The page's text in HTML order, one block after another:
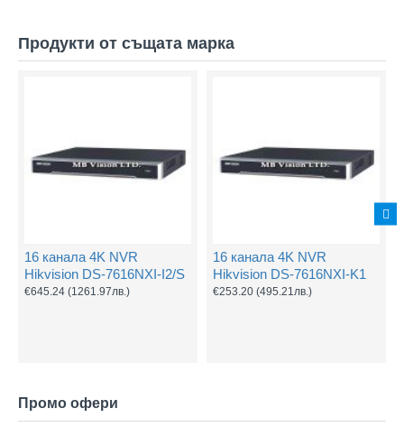
Продукти от същата марка
16 канала 4K NVR
Hikvision DS-7616NXI-I2/S
€645.24 (1261.97лв.)
16 канала 4K NVR
Hikvision DS-7616NXI-K1
€253.20 (495.21лв.)
Промо офери